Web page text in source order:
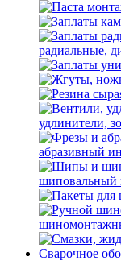
радиальные,
удлинители,
абразивный
шиповальный
Сварочное